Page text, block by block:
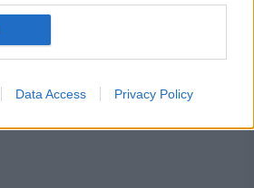
Data Access Privacy Policy